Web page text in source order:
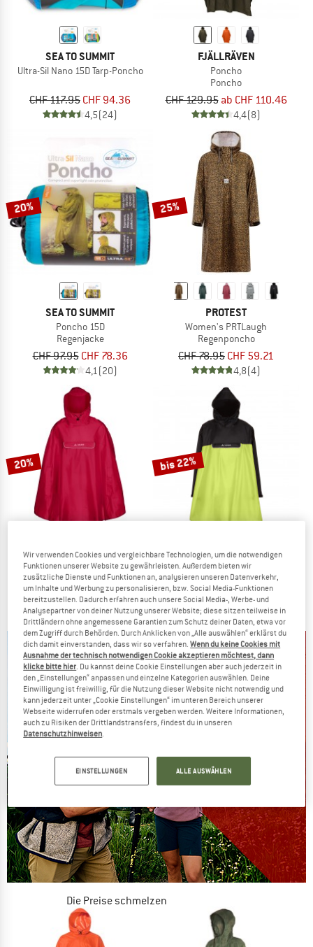
SEA TO SUMMIT
Ultra-Sil Nano 15D Tarp-Poncho
CHF 117.95 CHF 94.36
4,5(24)
FJÄLLRÄVEN
Poncho
Poncho
CHF 129.95 ab CHF 110.46
4,4(8)
20%
SEA TO SUMMIT
Poncho 15D
Regenjacke
CHF 97.95 CHF 78.36
4,1 (20)
25%
PROTEST
Women's PRTLaugh
Regenponcho
CHF 78.95 CHF 59.21
4,8(4)
20%
VAUDE
Valdipino
Velojacke
CHF 58.95CHF 47.16
4,1(34)
bis 22%
VAUDE
Valero Poncho
Hardshelljacke
CHF 79.95 ab CHF 62.36
4,1(10)
Die Preise schmelzen
JETZT BIS ZU 50% RABATT
Wir verwenden Cookies und vergleichbare Technologien, um die notwendigen
Funktionen unserer Website zu gewährleisten. Außerdem bieten wir
zusätzliche Dienste und Funktionen an, analysieren unseren Datenverkehr,
um Inhalte und Werbung zu personalisieren, bzw. Social Media-Funktionen
bereitzustellen. Dadurch erfahren auch unsere Social Media-, Werbe- und
Analysepartner von deiner Nutzung unserer Website; diese sitzen teilweise in
Drittländern ohne angemessene Garantien zum Schutz deiner Daten, etwa vor
dem Zugriff durch Behörden. Durch Anklicken von „Alle auswählen“ erklärst du
dich damit einverstanden, dass wir so verfahren.Wenn du keine Cookies mit
Ausnahme der technisch notwendigen Cookie akzeptieren möchtest, dann
klicke bitte hier . Du kannst deine Cookie Einstellungen aber auch jederzeit in
den „Einstellungen“ anpassen und einzelne Kategorien auswählen. Deine
Einwilligung ist freiwillig, für die Nutzung dieser Website nicht notwendig und
kann jederzeit unter „Cookie Einstellungen“ im unteren Bereich unserer
Webseite widerrufen oder erstmals vergeben werden. Weitere Informationen,
auch zu Risiken der Drittlandstransfers, findest du in unseren
Datenschutzhinweisen
EINSTELLUNGEN ALLE AUSWÄHLEN